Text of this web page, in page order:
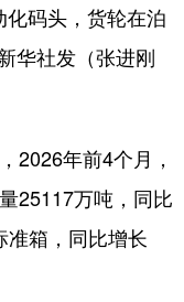
一带一路
地
专题·访谈
生 山东产经
码头，货轮在泊
华社发（张进刚
年前4个月，
25117万吨，同比
箱，同比增长